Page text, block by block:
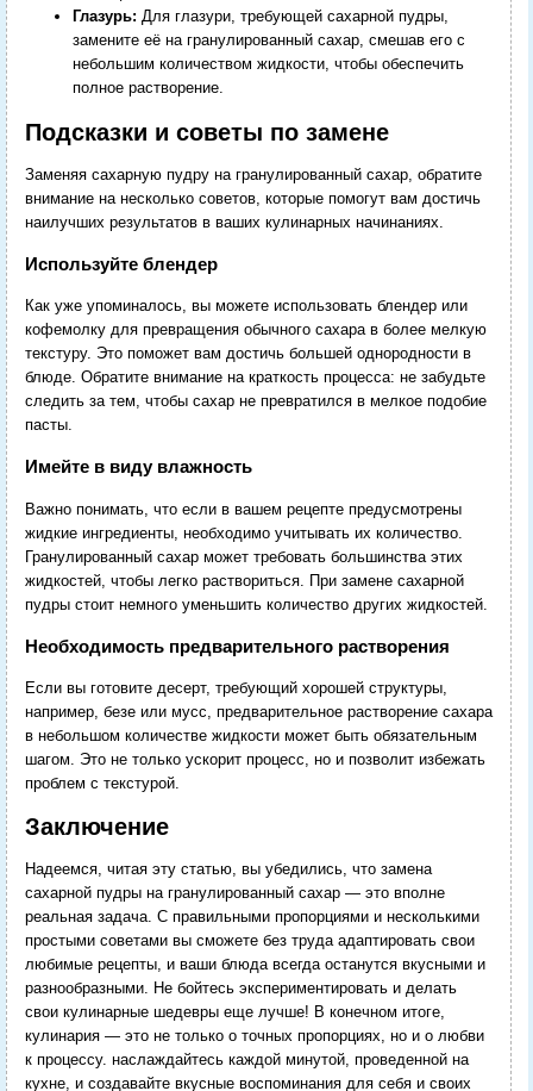
Глазурь: Для глазури, требующей сахарной пудры,
замените её на гранулированный сахар, смешав его с
небольшим количеством жидкости, чтобы обеспечить
полное растворение.
Подсказки и советы по замене
Заменяя сахарную пудру на гранулированный сахар, обратите
внимание на несколько советов, которые помогут вам достичь
наилучших результатов в ваших кулинарных начинаниях.
Используйте блендер
Как уже упоминалось, вы можете использовать блендер или
кофемолку для превращения обычного сахара в более мелкую
текстуру. Это поможет вам достичь большей однородности в
блюде. Обратите внимание на краткость процесса: не забудьте
следить за тем, чтобы сахар не превратился в мелкое подобие
пасты.
Имейте в виду влажность
Важно понимать, что если в вашем рецепте предусмотрены
жидкие ингредиенты, необходимо учитывать их количество.
Гранулированный сахар может требовать большинства этих
жидкостей, чтобы легко раствориться. При замене сахарной
пудры стоит немного уменьшить количество других жидкостей.
Необходимость предварительного растворения
Если вы готовите десерт, требующий хорошей структуры,
например, безе или мусс, предварительное растворение сахара
в небольшом количестве жидкости может быть обязательным
шагом. Это не только ускорит процесс, но и позволит избежать
проблем с текстурой.
Заключение
Надеемся, читая эту статью, вы убедились, что замена
сахарной пудры на гранулированный сахар — это вполне
реальная задача. С правильными пропорциями и несколькими
простыми советами вы сможете без труда адаптировать свои
любимые рецепты, и ваши блюда всегда останутся вкусными и
разнообразными. Не бойтесь экспериментировать и делать
свои кулинарные шедевры еще лучше! В конечном итоге,
кулинария — это не только о точных пропорциях, но и о любви
к процессу. наслаждайтесь каждой минутой, проведенной на
кухне, и создавайте вкусные воспоминания для себя и своих